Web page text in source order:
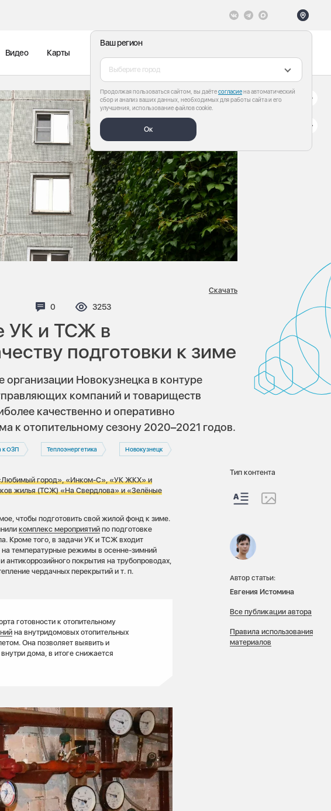
Ваш регион
Выберите город
Продолжая пользоваться сайтом, вы даётесогласиена автоматический
сбор и анализ ваших данных, необходимых для работы сайта и его
улучшения, использование файлов cookie.
Ок
Видео Карты
Комментариев:
0 Просмотров:
3253
Скачать
УК и ТСЖ в
подготовки к зиме
Новокузнецка в контуре
компаний и товариществ
качественно и оперативно
к отопительному сезону 2020–2021 годов.
к ОЗП Теплоэнергетика Новокузнецк
город»,«Инком-С»,«УК ЖКХ» и
жилья (ТСЖ) «На Свердлова» и «Зелёные
чтобы подготовить свой жилой фонд к зиме.
комплекс мероприятий по подготовке
Кроме того, в задачи УК и ТСЖ входит
температурные режимы в осенне-зимний
покрытия на трубопроводах,
чердачных перекрытий и т. п.
готовности к отопительному
на внутридомовых отопительных
Она позволяет выявить и
дома, в итоге снижается
Тип контента
Автор статьи:
Евгения Истомина
Все публикации автора
Правила использования
материалов